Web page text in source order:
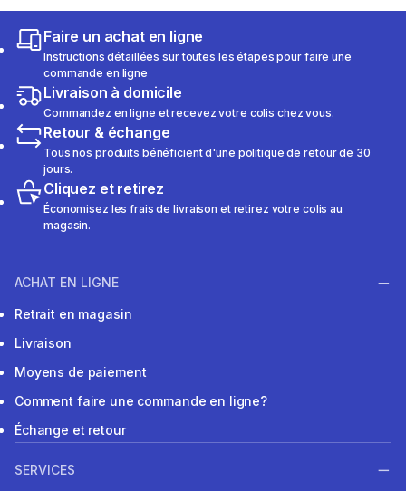
Faire un achat en ligne
Instructions détaillées sur toutes les étapes pour faire une
commande en ligne
Livraison à domicile
Commandez en ligne et recevez votre colis chez vous.
Retour & échange
Tous nos produits bénéficient d'une politique de retour de 30
jours.
Cliquez et retirez
Économisez les frais de livraison et retirez votre colis au
magasin.
ACHAT EN LIGNE
Retrait en magasin
Livraison
Moyens de paiement
Comment faire une commande en ligne?
Échange et retour
SERVICES